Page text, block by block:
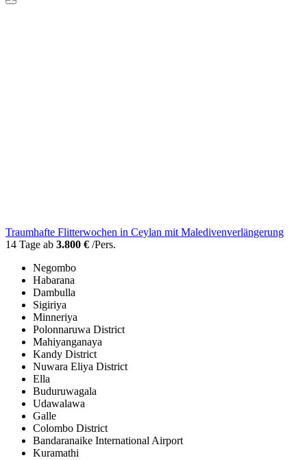
Traumhafte Flitterwochen in Ceylan mit Maledivenverlängerung
14 Tage ab 3.800 € /Pers.
Negombo
Habarana
Dambulla
Sigiriya
Minneriya
Polonnaruwa District
Mahiyanganaya
Kandy District
Nuwara Eliya District
Ella
Buduruwagala
Udawalawa
Galle
Colombo District
Bandaranaike International Airport
Kuramathi